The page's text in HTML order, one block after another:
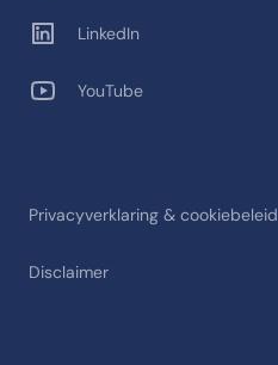
Privacyverklaring & cookiebeleid
Disclaimer
LinkedIn
YouTube